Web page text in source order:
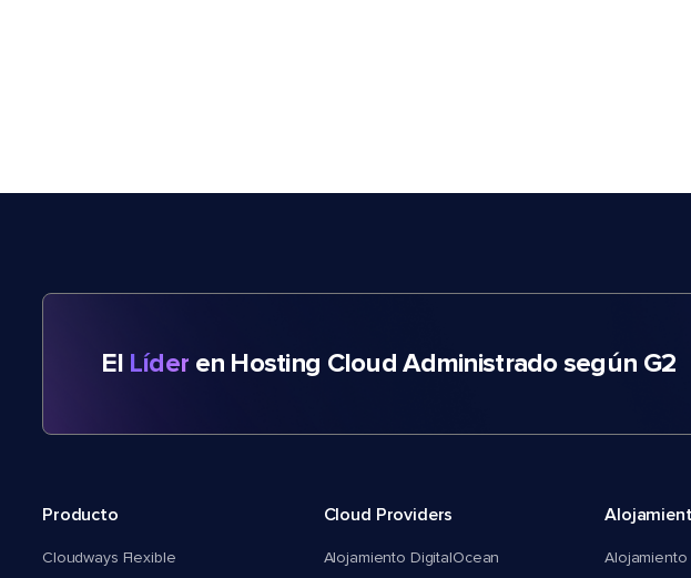
El Líder en Hosting Cloud Administrado según G2
Producto
Cloudways Flexible
Cloud Providers
Alojamiento DigitalOcean Alojamiento